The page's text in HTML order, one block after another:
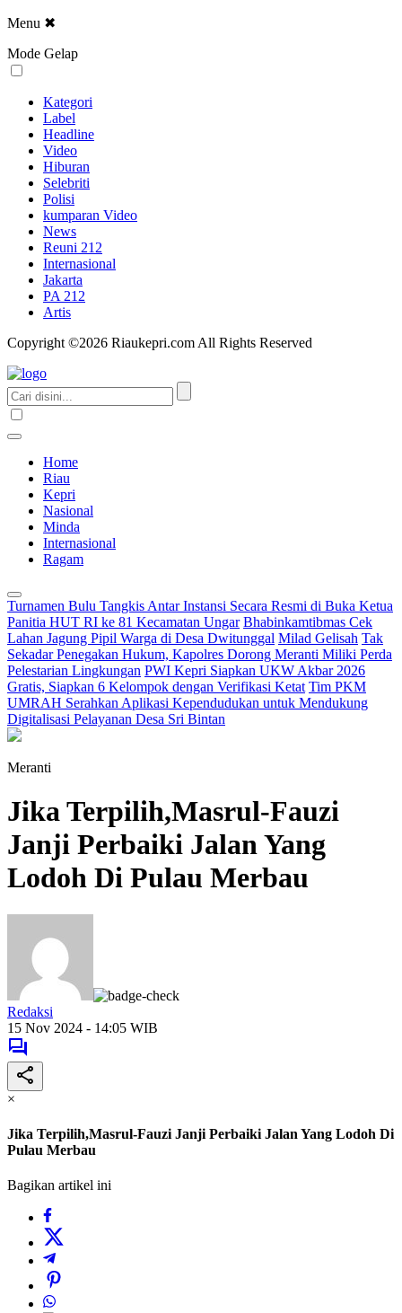
Menu ✖
Mode Gelap
Kategori
Label
Headline
Video
Hiburan
Selebriti
Polisi
kumparan Video
News
Reuni 212
Internasional
Jakarta
PA 212
Artis
Copyright ©2026 Riaukepri.com All Rights Reserved
Home
Riau
Kepri
Nasional
Minda
Internasional
Ragam
Turnamen Bulu Tangkis Antar Instansi Secara Resmi di Buka Ketua
Panitia HUT RI ke 81 Kecamatan Ungar Bhabinkamtibmas Cek
Lahan Jagung Pipil Warga di Desa Dwitunggal Milad Gelisah Tak
Sekadar Penegakan Hukum, Kapolres Dorong Meranti Miliki Perda
Pelestarian Lingkungan PWI Kepri Siapkan UKW Akbar 2026
Gratis, Siapkan 6 Kelompok dengan Verifikasi Ketat Tim PKM
UMRAH Serahkan Aplikasi Kependudukan untuk Mendukung
Digitalisasi Pelayanan Desa Sri Bintan
Meranti
Jika Terpilih,Masrul-Fauzi
Janji Perbaiki Jalan Yang
Lodoh Di Pulau Merbau
Redaksi
15 Nov 2024 - 14:05 WIB
×
Jika Terpilih,Masrul-Fauzi Janji Perbaiki Jalan Yang Lodoh Di
Pulau Merbau
Bagikan artikel ini